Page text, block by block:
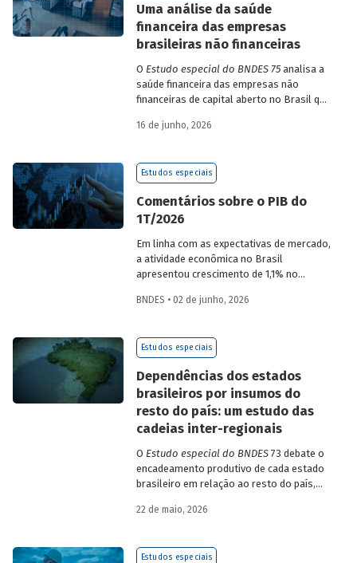
Uma análise da saúde
financeira das empresas
brasileiras não financeiras
O Estudo especial do BNDES 75analisa a
saúde financeira das empresas não
financeiras de capital aberto no Brasil que
valores. Para isso, parte de uma amostra
dimensões: lucratividade, solvência,
16 de junho, 2026
Estudos especiais
Comentários sobre o PIB do
1T/2026
Em linha com as expectativas de mercado,
a atividade econômica no Brasil
apresentou crescimento de 1,1% no
imediatamente anterior, na série ajustada
próximos meses no
BNDES • 02 de junho, 2026
Estudos especiais
Dependências dos estados
brasileiros por insumos do
resto do país: um estudo das
cadeias inter-regionais
O Estudo especial do BNDES73 debate o
encadeamento produtivo de cada estado
brasileiro em relação ao resto do país,
quanto o estímulo a um estado ou setor
metodologia de construção de matrizes
22 de maio, 2026
Estudos especiais